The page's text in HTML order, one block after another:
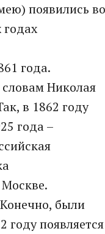
появились во
года.
Николая
в 1862 году
года –
были
появляется